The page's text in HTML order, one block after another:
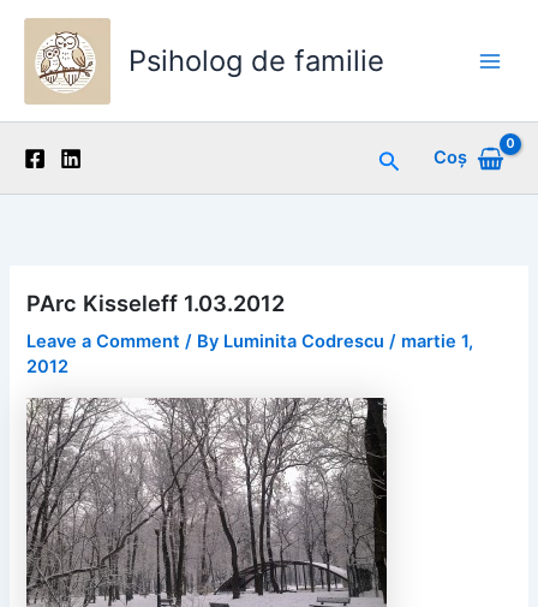
content
Psiholog de familie
SearchCoș
PArc Kisseleff 1.03.2012
Leave a Comment / By Luminita Codrescu/ martie 1,
2012